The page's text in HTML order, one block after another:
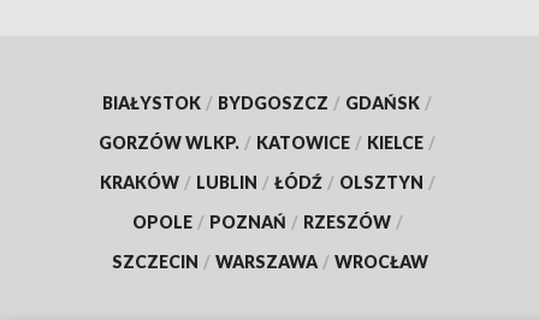
BIAŁYSTOK / BYDGOSZCZ / GDAŃSK /
GORZÓW WLKP. / KATOWICE / KIELCE /
KRAKÓW / LUBLIN / ŁÓDŹ / OLSZTYN /
OPOLE / POZNAŃ / RZESZÓW /
SZCZECIN / WARSZAWA / WROCŁAW